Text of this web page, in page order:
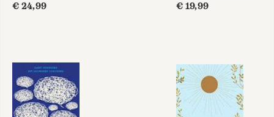
€ 24,99
€ 19,99